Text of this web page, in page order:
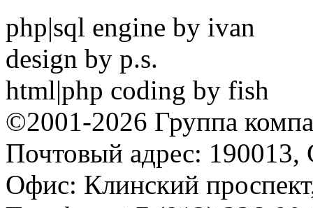
php|sql engine by ivan
design by p.s.
html|php coding by fish
©2001-2026 Группа
Почтовый адрес: 190013,
Офис: Клинский